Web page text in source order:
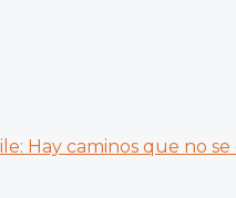
Hay caminos que no se